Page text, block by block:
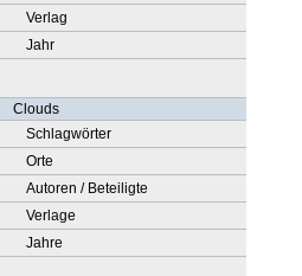
Verlag
Jahr
Clouds
Schlagwörter
Orte
Autoren / Beteiligte
Verlage
Jahre